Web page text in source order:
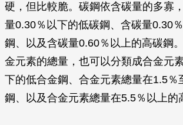
硬，但比較脆。碳鋼依含碳量的多寡
量0.30％以下的低碳鋼、含碳量0.30
鋼、以及含碳量0.60％以上的高碳鋼
金元素的總量，也可以分類成合金元
下的低合金鋼、合金元素總量在1.5％
鋼、以及合金元素總量在5.5％以上的